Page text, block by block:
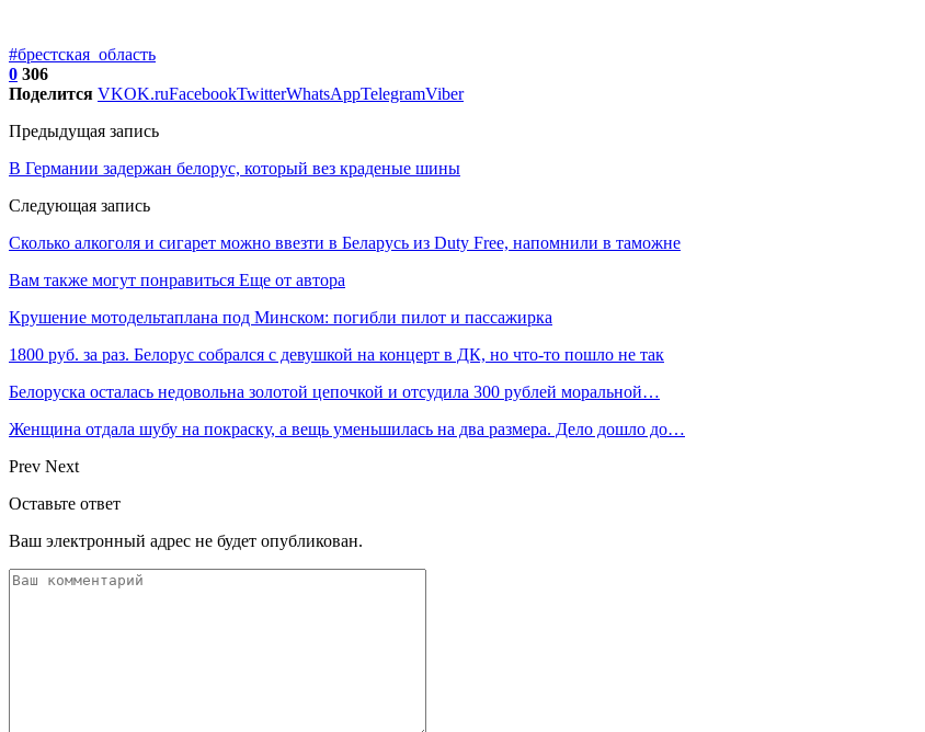
#брестская_область
0 306
Поделится VKOK.ruFacebookTwitterWhatsAppTelegramViber
Предыдущая запись
В Германии задержан белорус, который вез краденые шины
Следующая запись
Сколько алкоголя и сигарет можно ввезти в Беларусь из Duty Free, напомнили в таможне
Вам также могут понравиться Еще от автора
Крушение мотодельтаплана под Минском: погибли пилот и пассажирка
1800 руб. за раз. Белорус собрался с девушкой на концерт в ДК, но что-то пошло не так
Белоруска осталась недовольна золотой цепочкой и отсудила 300 рублей моральной…
Женщина отдала шубу на покраску, а вещь уменьшилась на два размера. Дело дошло до…
Prev Next
Оставьте ответ
Ваш электронный адрес не будет опубликован.